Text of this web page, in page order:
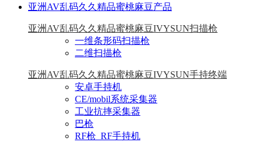
亚洲AV乱码久久精品蜜桃麻豆产品
亚洲AV乱码久久精品蜜桃麻豆IVYSUN扫描枪
一维条形码扫描枪
二维扫描枪
亚洲AV乱码久久精品蜜桃麻豆IVYSUN手持终端
安卓手持机
CE/mobil系统采集器
工业抗摔采集器
巴枪
RF枪_RF手持机